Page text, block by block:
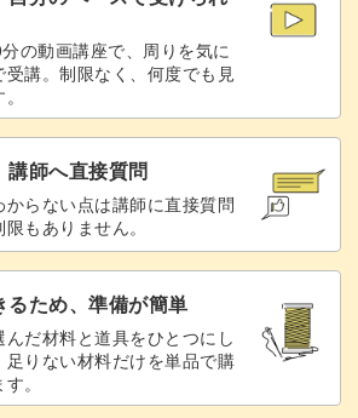
の動画講座で、周りを気に
講。制限なく、何度でも見
講師へ直接質問
からない点は講師に直接質問
もありません。
るため、準備が簡単
だ材料と道具をひとつにし
りない材料だけを単品で購
。